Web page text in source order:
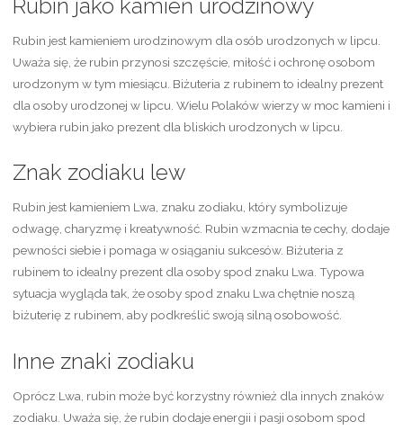
Rubin jako kamień urodzinowy
Rubin jest kamieniem urodzinowym dla osób urodzonych w lipcu.
Uważa się, że rubin przynosi szczęście, miłość i ochronę osobom
urodzonym w tym miesiącu. Biżuteria z rubinem to idealny prezent
dla osoby urodzonej w lipcu. Wielu Polaków wierzy w moc kamieni i
wybiera rubin jako prezent dla bliskich urodzonych w lipcu.
Znak zodiaku lew
Rubin jest kamieniem Lwa, znaku zodiaku, który symbolizuje
odwagę, charyzmę i kreatywność. Rubin wzmacnia te cechy, dodaje
pewności siebie i pomaga w osiąganiu sukcesów. Biżuteria z
rubinem to idealny prezent dla osoby spod znaku Lwa. Typowa
sytuacja wygląda tak, że osoby spod znaku Lwa chętnie noszą
biżuterię z rubinem, aby podkreślić swoją silną osobowość.
Inne znaki zodiaku
Oprócz Lwa, rubin może być korzystny również dla innych znaków
zodiaku. Uważa się, że rubin dodaje energii i pasji osobom spod